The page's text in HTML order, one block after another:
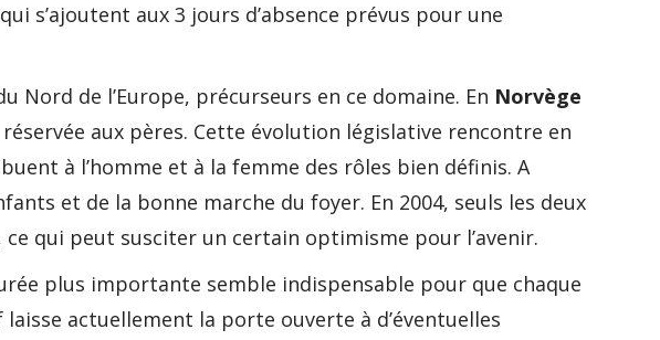
s’ajoutent aux 3 jours d’absence prévus pour une
de l’Europe, précurseurs en ce domaine. En Norvège
aux pères. Cette évolution législative rencontre en
à l’homme et à la femme des rôles bien définis. A
et de la bonne marche du foyer. En 2004, seuls les deux
qui peut susciter un certain optimisme pour l’avenir.
plus importante semble indispensable pour que chaque
actuellement la porte ouverte à d’éventuelles